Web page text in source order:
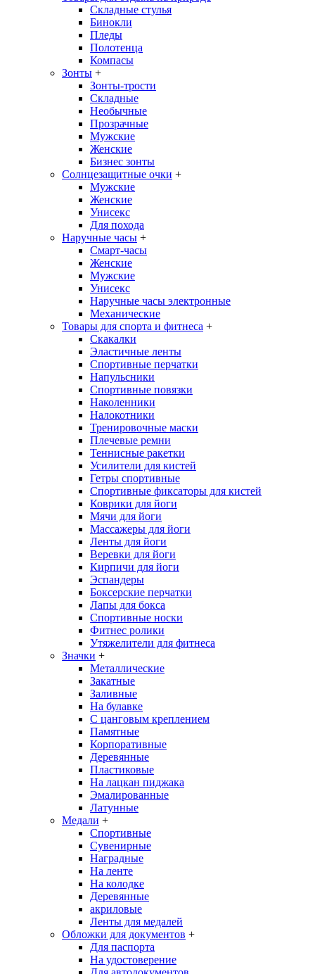
Складные стулья
Бинокли
Пледы
Полотенца
Компасы
Зонты +
Зонты-трости
Складные
Необычные
Прозрачные
Мужские
Женские
Бизнес зонты
Солнцезащитные очки +
Мужские
Женские
Унисекс
Для похода
Наручные часы +
Смарт-часы
Женские
Мужские
Унисекс
Наручные часы электронные
Механические
Товары для спорта и фитнеса +
Скакалки
Эластичные ленты
Спортивные перчатки
Напульсники
Спортивные повязки
Наколенники
Налокотники
Тренировочные маски
Плечевые ремни
Теннисные ракетки
Усилители для кистей
Гетры спортивные
Спортивные фиксаторы для кистей
Коврики для йоги
Мячи для йоги
Массажеры для йоги
Ленты для йоги
Веревки для йоги
Кирпичи для йоги
Эспандеры
Боксерские перчатки
Лапы для бокса
Спортивные носки
Фитнес ролики
Утяжелители для фитнеса
Значки +
Металлические
Закатные
Заливные
На булавке
С цанговым креплением
Памятные
Корпоративные
Деревянные
Пластиковые
На лацкан пиджака
Эмалированные
Латунные
Медали +
Спортивные
Сувенирные
Наградные
На ленте
На колодке
Деревянные
акриловые
Ленты для медалей
Обложки для документов +
Для паспорта
На удостоверение